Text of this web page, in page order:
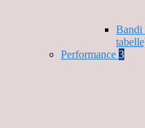
Bandi
Performance 3